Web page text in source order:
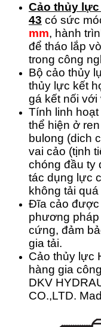
Cảo thủy lực
43 có sức
mm, hành
để tháo lắp
trong công
Bộ cảo thủy
thủy lực kết
gá kết nối với
Tính linh
thể hiện ở
bulong (dich
vai cảo (tịnh
chóng đầu ty
tác dụng lực
không tải
Đĩa cảo được
phương
cứng, đảm
gia tải.
Cảo thủy lực
hàng gia
DKV
CO.,LTD.